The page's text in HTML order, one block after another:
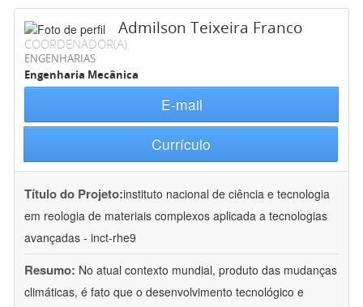
Admilson Teixeira Franco
COORDENADOR(A)
ENGENHARIAS
Engenharia Mecânica
E-mail
Currículo
Título do Projeto:instituto nacional de ciência e tecnologia
em reologia de materiais complexos aplicada a tecnologias
avançadas - inct-rhe9
Resumo: No atual contexto mundial, produto das mudanças
climáticas, é fato que o desenvolvimento tecnológico e